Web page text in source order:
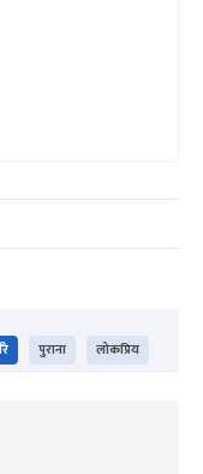
पुराना लोकप्रिय